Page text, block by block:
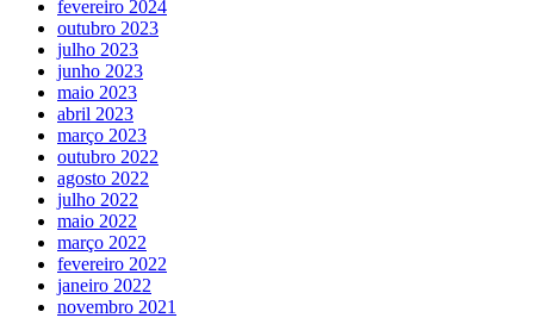
fevereiro 2024
outubro 2023
julho 2023
junho 2023
maio 2023
abril 2023
março 2023
outubro 2022
agosto 2022
julho 2022
maio 2022
março 2022
fevereiro 2022
janeiro 2022
novembro 2021